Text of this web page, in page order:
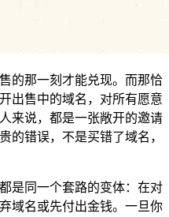
的那一刻才能兑现。而那恰
出售中的域名，对所有愿意
来说，都是一张敞开的邀请
的错误，不是买错了域名，
是同一个套路的变体：在对
域名或先付出金钱。一旦你